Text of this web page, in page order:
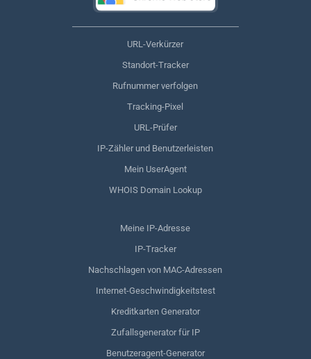
URL-Verkürzer
Standort-Tracker
Rufnummer verfolgen
Tracking-Pixel
URL-Prüfer
IP-Zähler und Benutzerleisten
Mein UserAgent
WHOIS Domain Lookup
Meine IP-Adresse
IP-Tracker
Nachschlagen von MAC-Adressen
Internet-Geschwindigkeitstest
Kreditkarten Generator
Zufallsgenerator für IP
Benutzeragent-Generator